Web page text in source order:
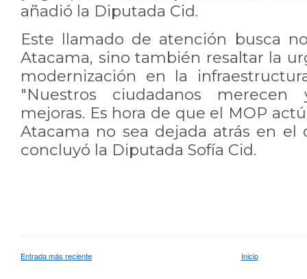
añadió la Diputada Cid.
Este llamado de atención busca
Atacama, sino también resaltar la
modernización en la
"Nuestros ciudadanos merecen
mejoras. Es hora de que el MOP
Atacama no sea dejada atrás en el
concluyó la Diputada Sofía Cid.
Entrada más reciente Inicio